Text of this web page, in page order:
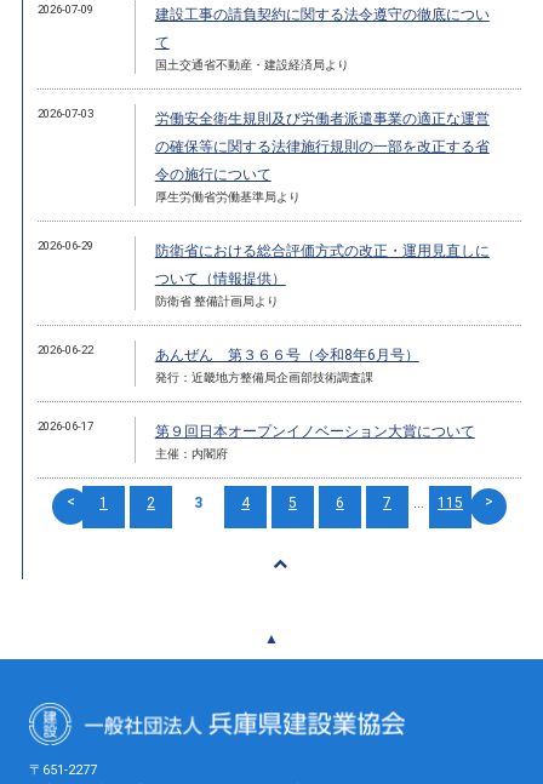
2026-07-09
建設工事の請負契約に関する法令遵守の徹底につい
て
国土交通省不動産・建設経済局より
2026-07-03
労働安全衛生規則及び労働者派遣事業の適正な運営
の確保等に関する法律施行規則の一部を改正する省
令の施行について
厚生労働省労働基準局より
2026-06-29
防衛省における総合評価方式の改正・運用見直しに
ついて（情報提供）
防衛省 整備計画局より
2026-06-22 あんぜん 第３６６号（令和8年6月号）
発行：近畿地方整備局企画部技術調査課
2026-06-17 第９回日本オープンイノベーション大賞について
主催：内閣府
< 1 2 3 4 5 6 7 ... 115 >
▲
〒651-2277